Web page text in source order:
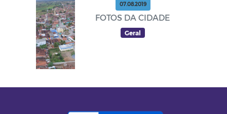
07.08.2019
FOTOS DA CIDADE
Geral